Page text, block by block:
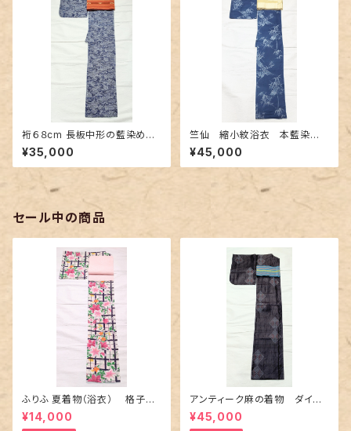
裄６８cm 長板中形の藍染め浴
衣 網代織りに古典的な風景柄
の両面染め
¥35,000
竺仙 縮小紋浴衣 本藍染
め〜長板中形の竹柄〜
¥45,000
セール中の商品
ふりふ 夏着物（浴衣） 格子に
百合や秋草花
¥14,000
アンティーク麻の着物 ダイヤ
に市松柄の上布
¥45,000